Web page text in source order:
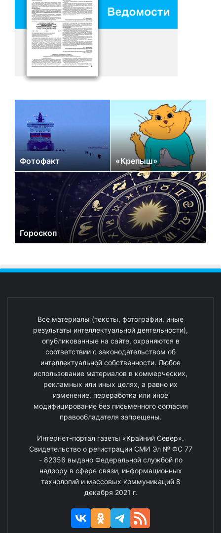
Фотофакт «Крепыш»
Гороскоп
Все материалы (тексты, фотографии, иные
результаты интеллектуальной деятельности),
опубликованные на сайте, охраняются в
соответствии с законодательством об
интеллектуальной собственности. Любое
использование материалов в коммерческих,
рекламных или иных целях, а равно их
изменение, переработка или иное
модифицирование без письменного согласия
правообладателя запрещены.
Интернет-портал газеты «Крайний Север».
Свидетельство о регистрации СМИ Эл № ФС 77
- 82356 выдано Федеральной службой по
надзору в сфере связи, информационных
технологий и массовых коммуникаций 8
декабря 2021 г.